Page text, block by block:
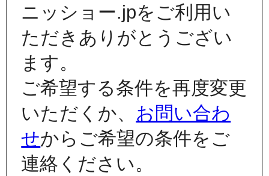
ニッショー.jpをご利用い
ただきありがとうござい
ます。
ご希望する条件を再度変更
いただくか、 お問い合わ
せからご希望の条件をご
連絡ください。